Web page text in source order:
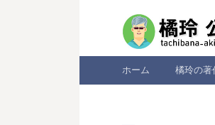
ツ
ホーム 橘玲の著